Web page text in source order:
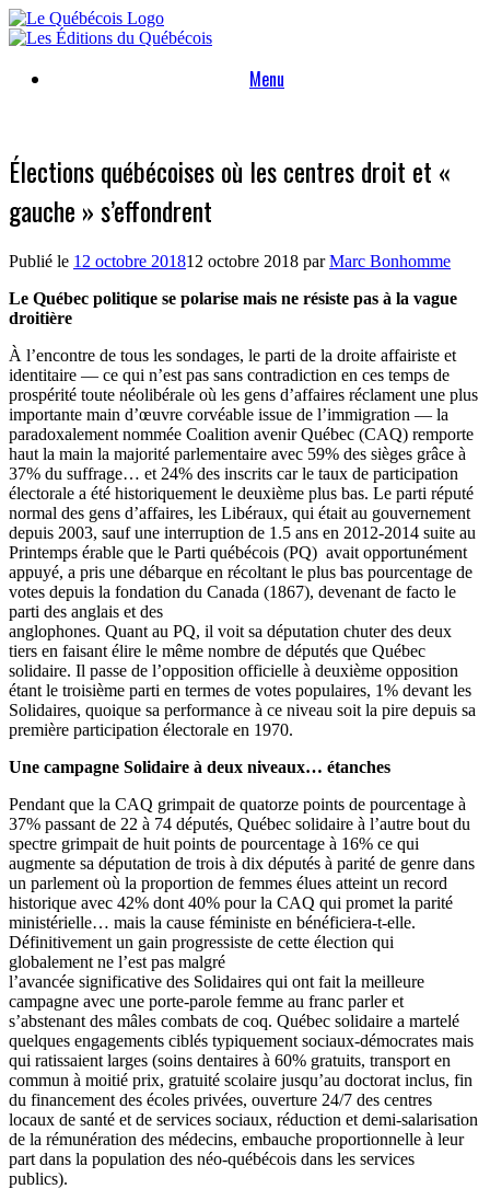
Skip
to
Menu
Élections québécoises où les centres droit et «
gauche » s’effondrent
Publié le 12 octobre 201812 octobre 2018 parMarc Bonhomme
Le Québec politique se polarise mais ne résiste pas à la vague
droitière
À l’encontre de tous les sondages, le parti de la droite affairiste et
identitaire — ce qui n’est pas sans contradiction en ces temps de
prospérité toute néolibérale où les gens d’affaires réclament une plus
importante main d’œuvre corvéable issue de l’immigration — la
paradoxalement nommée Coalition avenir Québec (CAQ) remporte
haut la main la majorité parlementaire avec 59% des sièges grâce à
37% du suffrage… et 24% des inscrits car le taux de participation
électorale a été historiquement le deuxième plus bas. Le parti réputé
normal des gens d’affaires, les Libéraux, qui était au gouvernement
depuis 2003, sauf une interruption de 1.5 ans en 2012-2014 suite au
Printemps érable que le Parti québécois (PQ) avait opportunément
appuyé, a pris une débarque en récoltant le plus bas pourcentage de
votes depuis la fondation du Canada (1867), devenant de facto le
parti des anglais et des
anglophones. Quant au PQ, il voit sa députation chuter des deux
tiers en faisant élire le même nombre de députés que Québec
solidaire. Il passe de l’opposition officielle à deuxième opposition
étant le troisième parti en termes de votes populaires, 1% devant les
Solidaires, quoique sa performance à ce niveau soit la pire depuis sa
première participation électorale en 1970.
Une campagne Solidaire à deux niveaux… étanches
Pendant que la CAQ grimpait de quatorze points de pourcentage à
37% passant de 22 à 74 députés, Québec solidaire à l’autre bout du
spectre grimpait de huit points de pourcentage à 16% ce qui
augmente sa députation de trois à dix députés à parité de genre dans
un parlement où la proportion de femmes élues atteint un record
historique avec 42% dont 40% pour la CAQ qui promet la parité
ministérielle… mais la cause féministe en bénéficiera-t-elle.
Définitivement un gain progressiste de cette élection qui
globalement ne l’est pas malgré
l’avancée significative des Solidaires qui ont fait la meilleure
campagne avec une porte-parole femme au franc parler et
s’abstenant des mâles combats de coq. Québec solidaire a martelé
quelques engagements ciblés typiquement sociaux-démocrates mais
qui ratissaient larges (soins dentaires à 60% gratuits, transport en
commun à moitié prix, gratuité scolaire jusqu’au doctorat inclus, fin
du financement des écoles privées, ouverture 24/7 des centres
locaux de santé et de services sociaux, réduction et demi-salarisation
de la rémunération des médecins, embauche proportionnelle à leur
part dans la population des néo-québécois dans les services
publics).